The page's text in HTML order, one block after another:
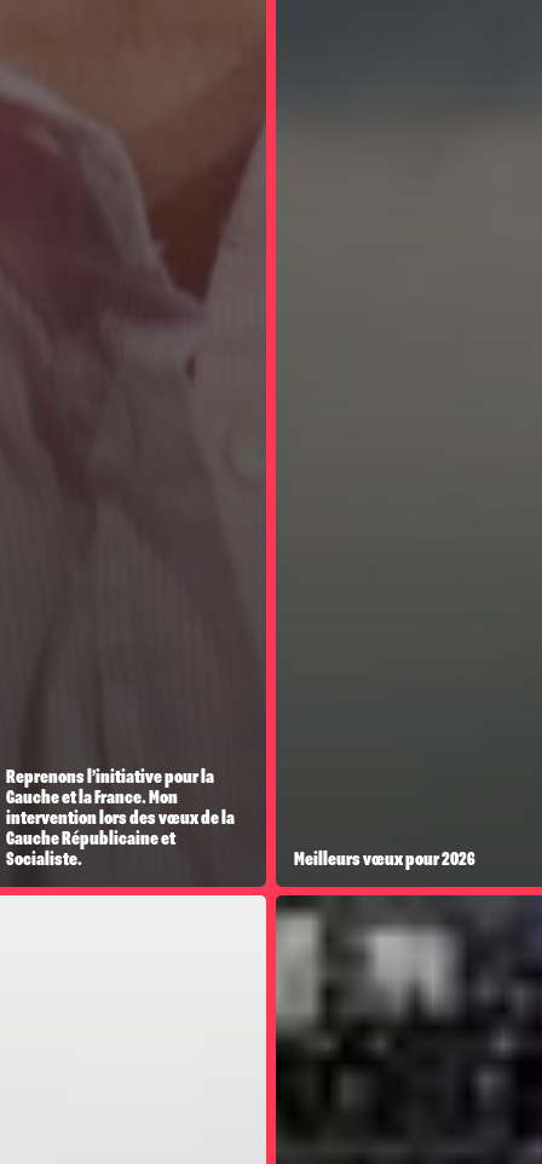
Reprenons l’initiative pour la
Gauche et la France. Mon
intervention lors des vœux de la
Gauche Républicaine et
Socialiste.
Meilleurs vœux pour 2026